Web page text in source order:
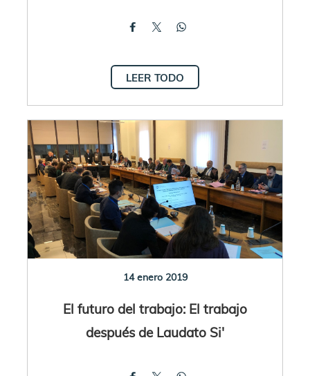
LEER TODO
14 enero 2019
El futuro del trabajo: El trabajo
después de Laudato Si'